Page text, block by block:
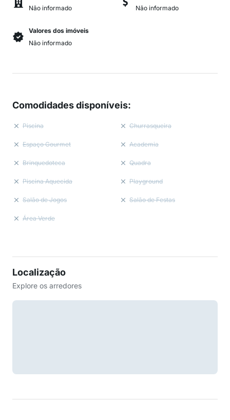
Não informado
Não informado
Valores dos imóveis
Não informado
Comodidades disponíveis:
Piscina Churrasqueira
Espaço Gourmet Academia
Brinquedoteca Quadra
Piscina Aquecida Playground
Salão de Jogos Salão de Festas
Área Verde
Localização
Explore os arredores